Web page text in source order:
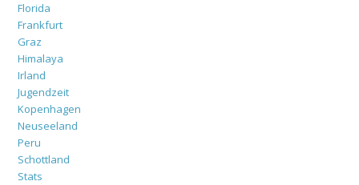
Florida
Frankfurt
Graz
Himalaya
Irland
Jugendzeit
Kopenhagen
Neuseeland
Peru
Schottland
Stats